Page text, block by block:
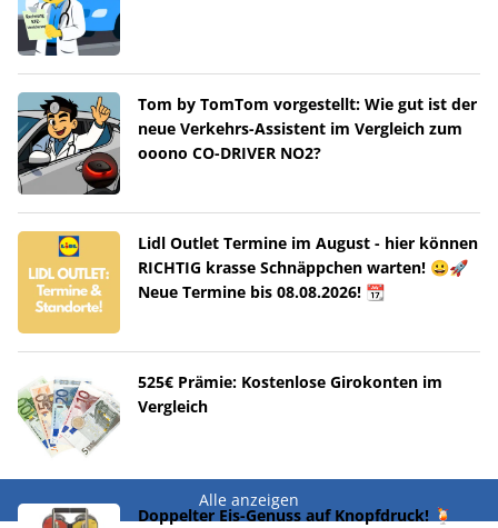
Tom by TomTom vorgestellt: Wie gut ist der
neue Verkehrs-Assistent im Vergleich zum
ooono CO-DRIVER NO2?
Lidl Outlet Termine im August - hier können
RICHTIG krasse Schnäppchen warten! 😀🚀
Neue Termine bis 08.08.2026! 📆
525€ Prämie: Kostenlose Girokonten im
Vergleich
Alle anzeigen
Doppelter Eis-Genuss auf Knopfdruck! 🍹